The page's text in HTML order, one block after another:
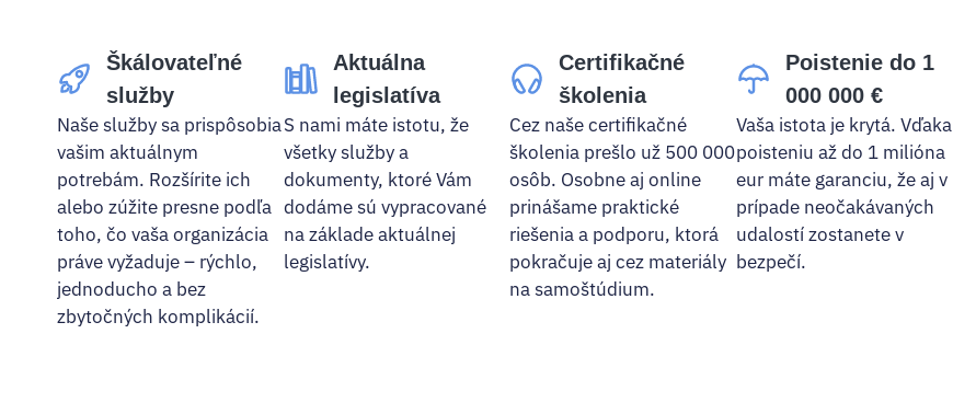
Škálovateľné
služby
Naše služby sa prispôsobia
vašim aktuálnym
potrebám. Rozšírite ich
alebo zúžite presne podľa
toho, čo vaša organizácia
práve vyžaduje – rýchlo,
jednoducho a bez
zbytočných komplikácií.
Aktuálna
legislatíva
S nami máte istotu, že
všetky služby a
dokumenty, ktoré Vám
dodáme sú vypracované
na základe aktuálnej
legislatívy.
Certifikačné
školenia
Cez naše certifikačné
školenia prešlo už 500 000
osôb. Osobne aj online
prinášame praktické
riešenia a podporu, ktorá
pokračuje aj cez materiály
na samoštúdium.
Poistenie do 1
000 000 €
Vaša istota je krytá. Vďaka
poisteniu až do 1 milióna
eur máte garanciu, že aj v
prípade neočakávaných
udalostí zostanete v
bezpečí.